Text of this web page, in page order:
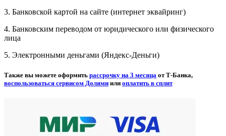
3. Банковской картой на сайте (интернет эквайринг)
4. Банковским переводом от юридического или физического
лица
5. Электронными деньгами (Яндекс-Деньги)
Также вы можете оформить рассрочку на 3 месяца от Т-Банка,
воспользоваться сервисом Долями или оплатить в сплит